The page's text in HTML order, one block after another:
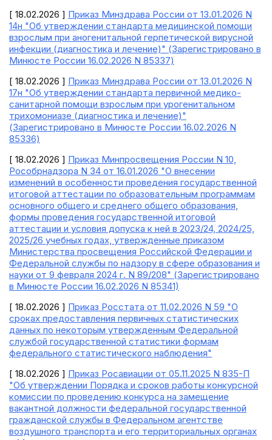
[ 18.02.2026 ] Приказ Минздрава России от 13.01.2026 N
14н "Об утверждении стандарта медицинской помощи
взрослым при аногенитальной герпетической вирусной
инфекции (диагностика и лечение)" (Зарегистрировано в
Минюсте России 16.02.2026 N 85337)
[ 18.02.2026 ] Приказ Минздрава России от 13.01.2026 N
17н "Об утверждении стандарта первичной медико-
санитарной помощи взрослым при урогенитальном
трихомониазе (диагностика и лечение)"
(Зарегистрировано в Минюсте России 16.02.2026 N
85336)
[ 18.02.2026 ] Приказ Минпросвещения России N 10,
Рособрнадзора N 34 от 16.01.2026 "О внесении
изменений в особенности проведения государственной
итоговой аттестации по образовательным программам
основного общего и среднего общего образования,
формы проведения государственной итоговой
аттестации и условия допуска к ней в 2023/24, 2024/25,
2025/26 учебных годах, утвержденные приказом
Министерства просвещения Российской Федерации и
Федеральной службы по надзору в сфере образования и
науки от 9 февраля 2024 г. N 89/208" (Зарегистрировано
в Минюсте России 16.02.2026 N 85341)
[ 18.02.2026 ] Приказ Росстата от 11.02.2026 N 59 "О
сроках предоставления первичных статистических
данных по некоторым утвержденным Федеральной
службой государственной статистики формам
федерального статистического наблюдения"
[ 18.02.2026 ] Приказ Росавиации от 05.11.2025 N 835-П
"Об утверждении Порядка и сроков работы конкурсной
комиссии по проведению конкурса на замещение
вакантной должности федеральной государственной
гражданской службы в Федеральном агентстве
воздушного транспорта и его территориальных органах